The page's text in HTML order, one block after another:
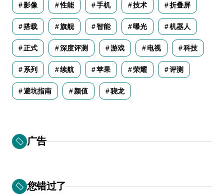
影像 性能 手机 技术 折叠屏
搭载 旗舰 智能 曝光 机器人
正式 深度评测 游戏 电视 科技
系列 续航 苹果 荣耀 评测
避坑指南 颜值 骁龙
广告
您错过了